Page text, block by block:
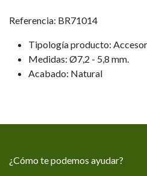
Referencia: BR71014
Tipología producto:
Medidas: Ø7,2 - 5,8 mm.
Acabado: Natural
¿Cómo te podemos ayudar?